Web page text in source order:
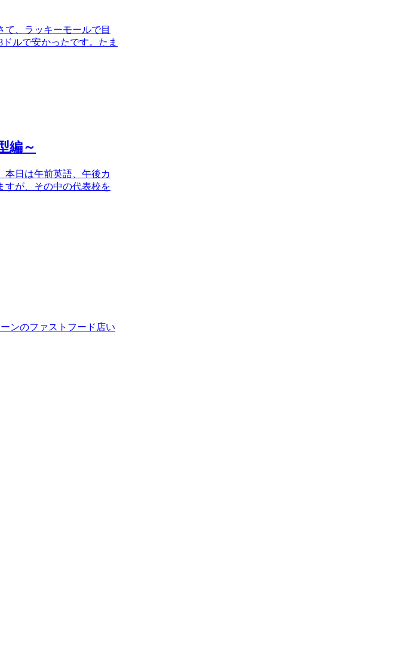
、ラッキーモールで目
ルで安かったです。たま
編～
本日は午前英語、午後カ
すが、その中の代表校を
ンのファストフード店い